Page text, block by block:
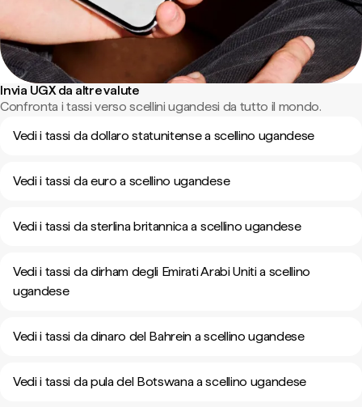
Invia UGX da altre valute
Confronta i tassi verso scellini ugandesi da tutto il mondo.
Vedi i tassi da dollaro statunitense a scellino ugandese
Vedi i tassi da euro a scellino ugandese
Vedi i tassi da sterlina britannica a scellino ugandese
Vedi i tassi da dirham degli Emirati Arabi Uniti a scellino
ugandese
Vedi i tassi da dinaro del Bahrein a scellino ugandese
Vedi i tassi da pula del Botswana a scellino ugandese